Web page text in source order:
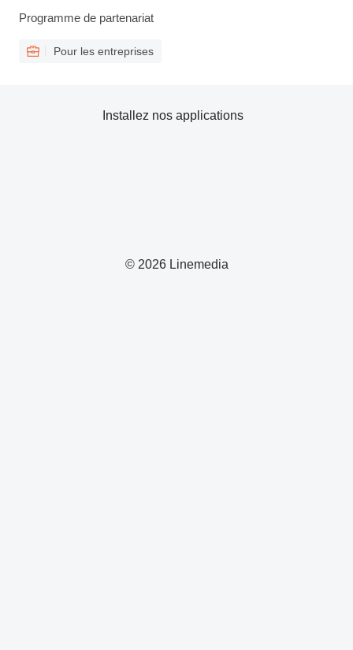
Programme de partenariat
Pour les entreprises
© 2026 Linemedia
Installez nos applications